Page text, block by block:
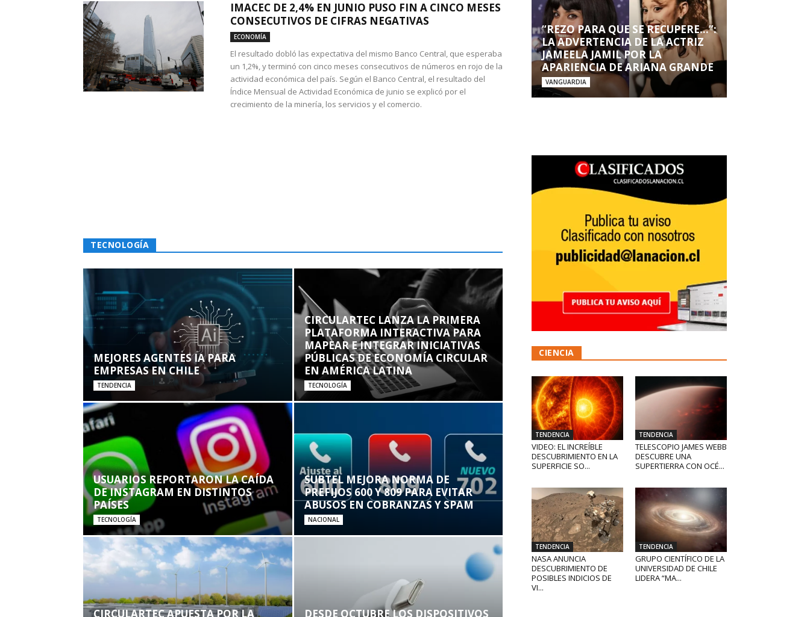
IMACEC DE 2,4% EN JUNIO PUSO FIN A CINCO MESES
CONSECUTIVOS DE CIFRAS NEGATIVAS
ECONOMÍA
El resultado dobló las expectativa del mismo Banco Central, que esperaba
un 1,2%, y terminó con cinco meses consecutivos de números en rojo de la
actividad económica del país. Según el Banco Central, el resultado del
Índice Mensual de Actividad Económica de junio se explicó por el
crecimiento de la minería, los servicios y el comercio.
TECNOLOGÍA
MEJORES AGENTES IA PARA
EMPRESAS EN CHILE
TENDENCIA
CIRCULARTEC LANZA LA PRIMERA
PLATAFORMA INTERACTIVA PARA
MAPEAR E INTEGRAR INICIATIVAS
PÚBLICAS DE ECONOMÍA CIRCULAR
EN AMÉRICA LATINA
TECNOLOGÍA
USUARIOS REPORTARON LA CAÍDA
DE INSTAGRAM EN DISTINTOS
PAÍSES
TECNOLOGÍA
SUBTEL MEJORA NORMA DE
PREFIJOS 600 Y 809 PARA EVITAR
ABUSOS EN COBRANZAS Y SPAM
NACIONAL
CIRCULARTEC APUESTA POR LA DESDE OCTUBRE LOS DISPOSITIVOS
“REZO PARA QUE SE RECUPERE…”:
LA ADVERTENCIA DE LA ACTRIZ
JAMEELA JAMIL POR LA
APARIENCIA DE ARIANA GRANDE
VANGUARDIA
CIENCIA
TENDENCIA
VIDEO: EL INCREÍBLE
DESCUBRIMIENTO EN LA
SUPERFICIE SO...
TENDENCIA
TELESCOPIO JAMES WEBB
DESCUBRE UNA
SUPERTIERRA CON OCÉ...
TENDENCIA
NASA ANUNCIA
DESCUBRIMIENTO DE
POSIBLES INDICIOS DE
VI...
TENDENCIA
GRUPO CIENTÍFICO DE LA
UNIVERSIDAD DE CHILE
LIDERA “MA...